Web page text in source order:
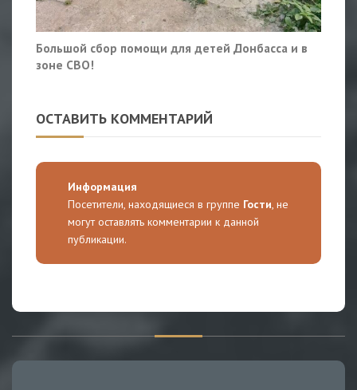
Большой сбор помощи для детей Донбасса и в
зоне СВО!
ОСТАВИТЬ КОММЕНТАРИЙ
Информация
Посетители, находящиеся в группе Гости, не
могут оставлять комментарии к данной
публикации.